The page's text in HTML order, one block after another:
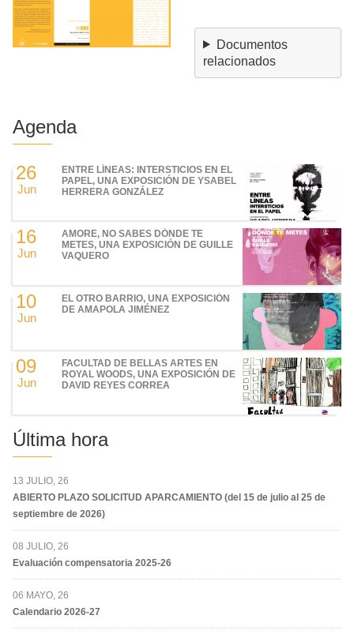
Documentos
relacionados
Agenda
26
Jun
ENTRE LÍNEAS: INTERSTICIOS EN EL
PAPEL, UNA EXPOSICIÓN DE YSABEL
HERRERA GONZÁLEZ
16
Jun
AMORE, NO SABES DÓNDE TE
METES, UNA EXPOSICIÓN DE GUILLE
VAQUERO
10
Jun
EL OTRO BARRIO, UNA EXPOSICIÓN
DE AMAPOLA JIMÉNEZ
09
Jun
FACULTAD DE BELLAS ARTES EN
ROYAL WOODS, UNA EXPOSICIÓN DE
DAVID REYES CORREA
Última hora
13 JULIO, 26
ABIERTO PLAZO SOLICITUD APARCAMIENTO (del 15 de julio al 25 de
septiembre de 2026)
08 JULIO, 26
Evaluación compensatoria 2025-26
06 MAYO, 26
Calendario 2026-27